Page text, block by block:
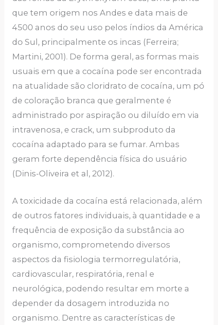
que tem origem nos Andes e data mais de
4500 anos do seu uso pelos índios da América
do Sul, principalmente os incas (Ferreira;
Martini, 2001). De forma geral, as formas mais
usuais em que a cocaína pode ser encontrada
na atualidade são cloridrato de cocaína, um pó
de coloração branca que geralmente é
administrado por aspiração ou diluído em via
intravenosa, e crack, um subproduto da
cocaína adaptado para se fumar. Ambas
geram forte dependência física do usuário
(Dinis-Oliveira et al, 2012).
A toxicidade da cocaína está relacionada, além
de outros fatores individuais, à quantidade e a
frequência de exposição da substância ao
organismo, comprometendo diversos
aspectos da fisiologia termorregulatória,
cardiovascular, respiratória, renal e
neurológica, podendo resultar em morte a
depender da dosagem introduzida no
organismo. Dentre as características de